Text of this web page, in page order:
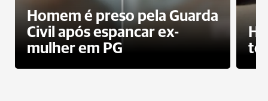
Homem é preso pela Guarda
Civil após espancar ex-
mulher em PG